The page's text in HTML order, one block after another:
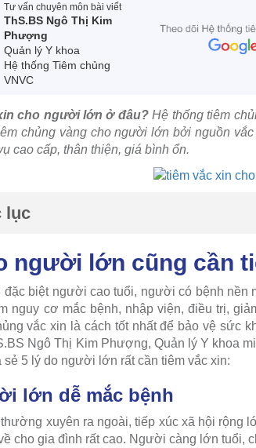
Tư vấn chuyên môn bài viết
ThS.BS Ngô Thị Kim
Phượng
Quản lý Y khoa
Hệ thống Tiêm chủng
VNVC
cho người lớn ở đâu?Hệ thống tiêm
chủng vàng cho người lớn bởi nguồn
cao cấp, thân thiện, giá bình ổn.
lục
người lớn cũng cần
biệt người cao tuổi, người có bệnh nền
nguy cơ mắc bệnh, nhập viện, điều trị,
vắc xin là cách tốt nhất để bảo vệ sức
Ngô Thị Kim Phượng, Quản lý Y khoa
sẻ 5 lý do người lớn rất cần tiêm vắc xin:
lớn dễ mắc bệnh
xuyên ra ngoài, tiếp xúc xã hội rộng
cho gia đình rất cao. Người càng lớn tuổi,